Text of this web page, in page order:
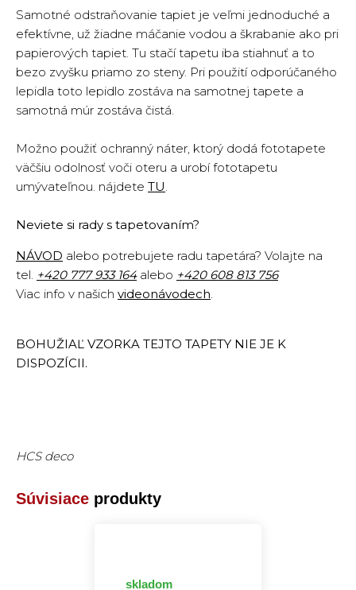
Samotné odstraňovanie tapiet je veľmi jednoduché a
efektívne, už žiadne máčanie vodou a škrabanie ako pri
papierových tapiet. Tu stačí tapetu iba stiahnuť a to
bezo zvyšku priamo zo steny. Pri použití odporúčaného
lepidla toto lepidlo zostáva na samotnej tapete a
samotná múr zostáva čistá.
Možno použiť ochranný náter, ktorý dodá fototapete
väčšiu odolnosť voči oteru a urobí fototapetu
umývateľnou. nájdete TU.
Neviete si rady s tapetovaním?
NÁVOD alebo potrebujete radu tapetára? Volajte na
tel. +420 777 933 164alebo +420 608 813 756
Viac info v našich videonávodech.
BOHUŽIAĽ VZORKA TEJTO TAPETY NIE JE K
DISPOZÍCII.
HCS deco
Súvisiace produkty
skladom